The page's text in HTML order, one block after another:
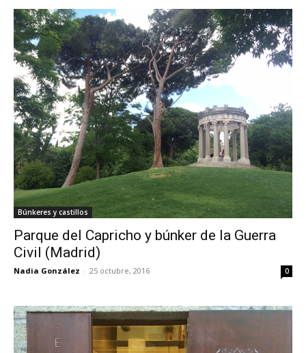
Búnkeres y castillos
Parque del Capricho y búnker de la Guerra
Civil (Madrid)
Nadia González - 25 octubre, 2016 0